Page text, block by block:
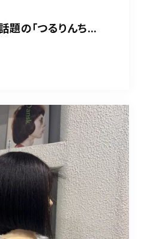
題の「つるりんち...